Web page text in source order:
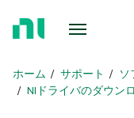
ホーム サポート
ソ
NIドライバのダウン